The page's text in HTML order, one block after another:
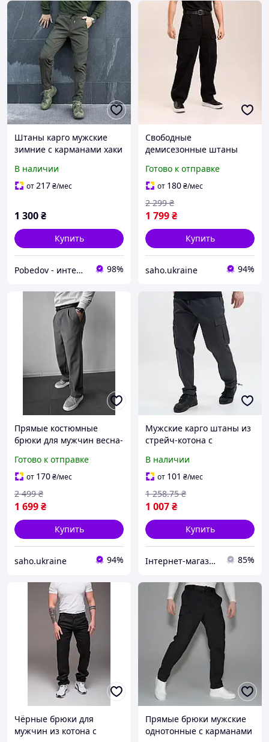
Штаны карго мужские
зимние с карманами хаки
В наличии
от217₴/мес
1 300₴
Купить
Pobedov - интернет магазин стильной мужской одежды 98%
Свободные
демисезонные штаны
хлопок модные удобные
карго брюки для парней
под кроссовки
Готово к отправке
от 180₴/мес
1 799₴
2 299 ₴
Купить
saho.ukraine 94%
Прямые костюмные
брюки для мужчин весна-
штаны с карманами без
манжетов для парней
Готово к отправке
от 170₴/мес
1 699₴
2 499 ₴
Купить
saho.ukraine 94%
Мужские карго штаны из
стрейч-котона с
лета осени графитовые
удобные стильные
В наличии
от 101 ₴/мес
1 007₴
1 258.75 ₴
Купить
Інтернет-магазин SALE TOOLS 85%
Чёрные брюки для
мужчин из котона с
Прямые брюки мужские
однотонные с карманами